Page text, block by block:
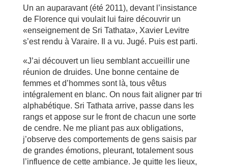
Un an auparavant (été 2011), devant l’insistance
de Florence qui voulait lui faire découvrir un
«enseignement de Sri Tathata», Xavier Levitre
s’est rendu à Varaire. Il a vu. Jugé. Puis est parti.
«J’ai découvert un lieu semblant accueillir une
réunion de druides. Une bonne centaine de
femmes et d’hommes sont là, tous vêtus
intégralement en blanc. On nous fait aligner par tri
alphabétique. Sri Tathata arrive, passe dans les
rangs et appose sur le front de chacun une sorte
de cendre. Ne me pliant pas aux obligations,
j’observe des comportements de gens saisis par
de grandes émotions, pleurant, totalement sous
l’influence de cette ambiance. Je quitte les lieux,